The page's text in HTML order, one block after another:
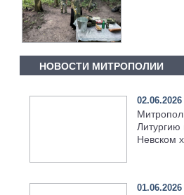
НОВОСТИ МИТРОПОЛИИ
02.06.2026
Литургию
Невском
01.06.2026